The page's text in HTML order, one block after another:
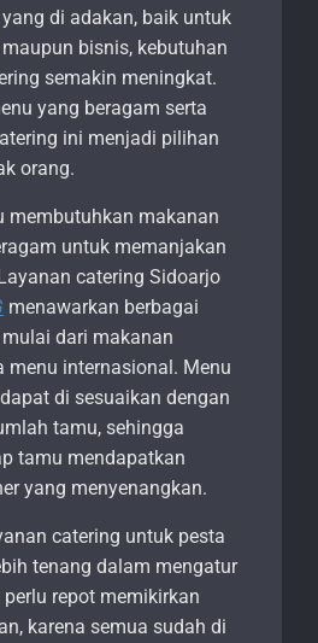
di adakan, baik untuk
bisnis, kebutuhan
semakin meningkat.
yang beragam serta
ini menjadi pilihan
orang.
membutuhkan makanan
untuk memanjakan
catering Sidoarjo
menawarkan berbagai
dari makanan
menu internasional. Menu
di sesuaikan dengan
tamu, sehingga
tamu mendapatkan
yang menyenangkan.
catering untuk pesta
tenang dalam mengatur
repot memikirkan
karena semua sudah di